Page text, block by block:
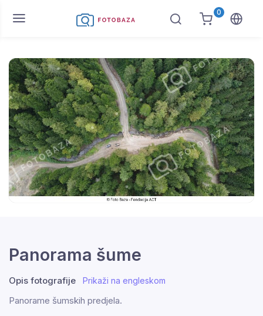
0
Panorama šume
Opis fotografije Prikaži na engleskom
Panorame šumskih predjela.